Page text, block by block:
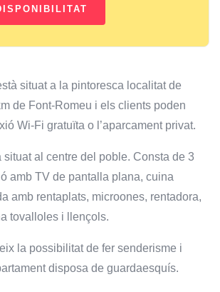
situat a la pintoresca localitat de
de Font-Romeu i els clients poden
Wi-Fi gratuïta o l’aparcament privat.
situat al centre del poble. Consta de 3
amb TV de pantalla plana, cuina
amb rentaplats, microones, rentadora,
tovalloles i llençols.
la possibilitat de fer senderisme i
disposa de guardaesquís.